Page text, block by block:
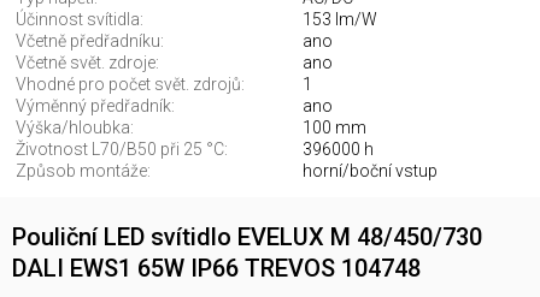
Účinnost svítidla:
153 lm/W
Včetně předřadníku:
ano
Včetně svět. zdroje:
ano
Vhodné pro počet svět. zdrojů:
1
Výměnný předřadník:
ano
Výška/hloubka:
100 mm
Životnost L70/B50 při 25 °C:
396000 h
Způsob montáže:
horní/boční vstup
Pouliční LED svítidlo EVELUX M 48/450/730
DALI EWS1 65W IP66 TREVOS 104748